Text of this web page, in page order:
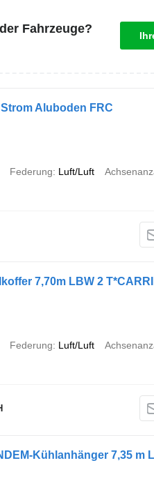
Fahrzeuge?
Aluboden FRC
Federung Luft/Luft
7,70m LBW 2
Federung Luft/Luft
Kühlanhänger 7,35 m